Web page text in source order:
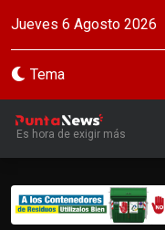
Jueves 6 Agosto 2026
Tema
Es hora de exigir más